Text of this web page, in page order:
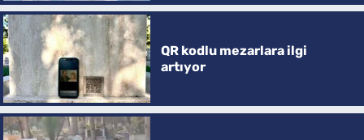
QR kodlu mezarlara ilgi
artıyor